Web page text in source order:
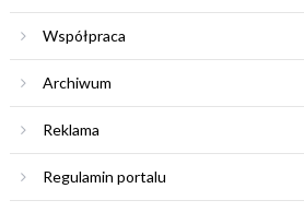
Współpraca
Archiwum
Reklama
Regulamin portalu